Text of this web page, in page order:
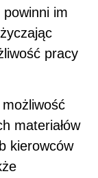
powinni im
pracy
materiałów
kierowców